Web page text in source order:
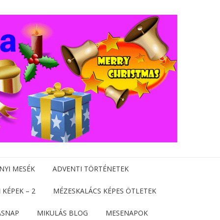
MESÉK ADVENTI TÖRTÉNETEK
KÉPEK – 2 MÉZESKALÁCS KÉPES ÖTLETEK
MIKULÁS BLOG MESENAPOK